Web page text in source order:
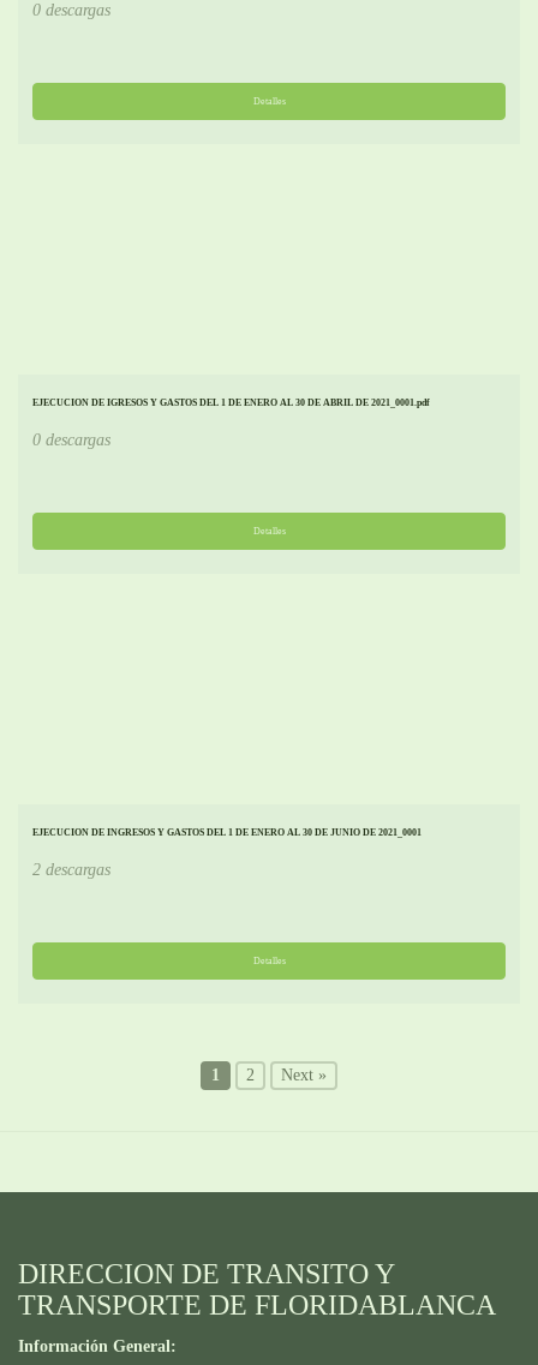
0 descargas
Detalles
EJECUCION DE IGRESOS Y GASTOS DEL 1 DE ENERO AL 30 DE ABRIL DE 2021_0001.pdf
0 descargas
Detalles
EJECUCION DE INGRESOS Y GASTOS DEL 1 DE ENERO AL 30 DE JUNIO DE 2021_0001
2 descargas
Detalles
1 2 Next »
DIRECCION DE TRANSITO Y
TRANSPORTE DE FLORIDABLANCA
Información General: